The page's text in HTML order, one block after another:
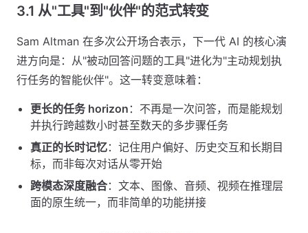
3.1 从"工具"到"伙伴"的范式转变
Sam Altman 在多次公开场合表示，下一代 AI 的核心演
进方向是：从"被动回答问题的工具"进化为"主动规划执
行任务的智能伙伴"。这一转变意味着：
更长的任务 horizon ：不再是一次问答，而是能规划
并执行跨越数小时甚至数天的多步骤任务
真正的长时记忆：记住用户偏好、历史交互和长期目
标，而非每次对话从零开始
跨模态深度融合：文本、图像、音频、视频在推理层
面的原生统一，而非简单的功能拼接